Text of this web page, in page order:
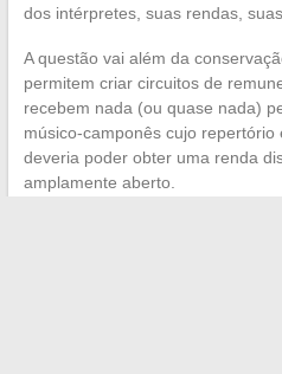
dos intérpretes, suas rendas,
A questão vai além da
permitem criar circuitos de
recebem nada (ou quase nada)
músico-camponês cujo
deveria poder obter uma renda
amplamente aberto.